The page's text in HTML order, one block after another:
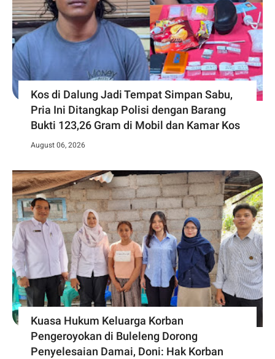
Kos di Dalung Jadi Tempat Simpan Sabu,
Pria Ini Ditangkap Polisi dengan Barang
Bukti 123,26 Gram di Mobil dan Kamar Kos
August 06, 2026
Kuasa Hukum Keluarga Korban
Pengeroyokan di Buleleng Dorong
Penyelesaian Damai, Doni: Hak Korban